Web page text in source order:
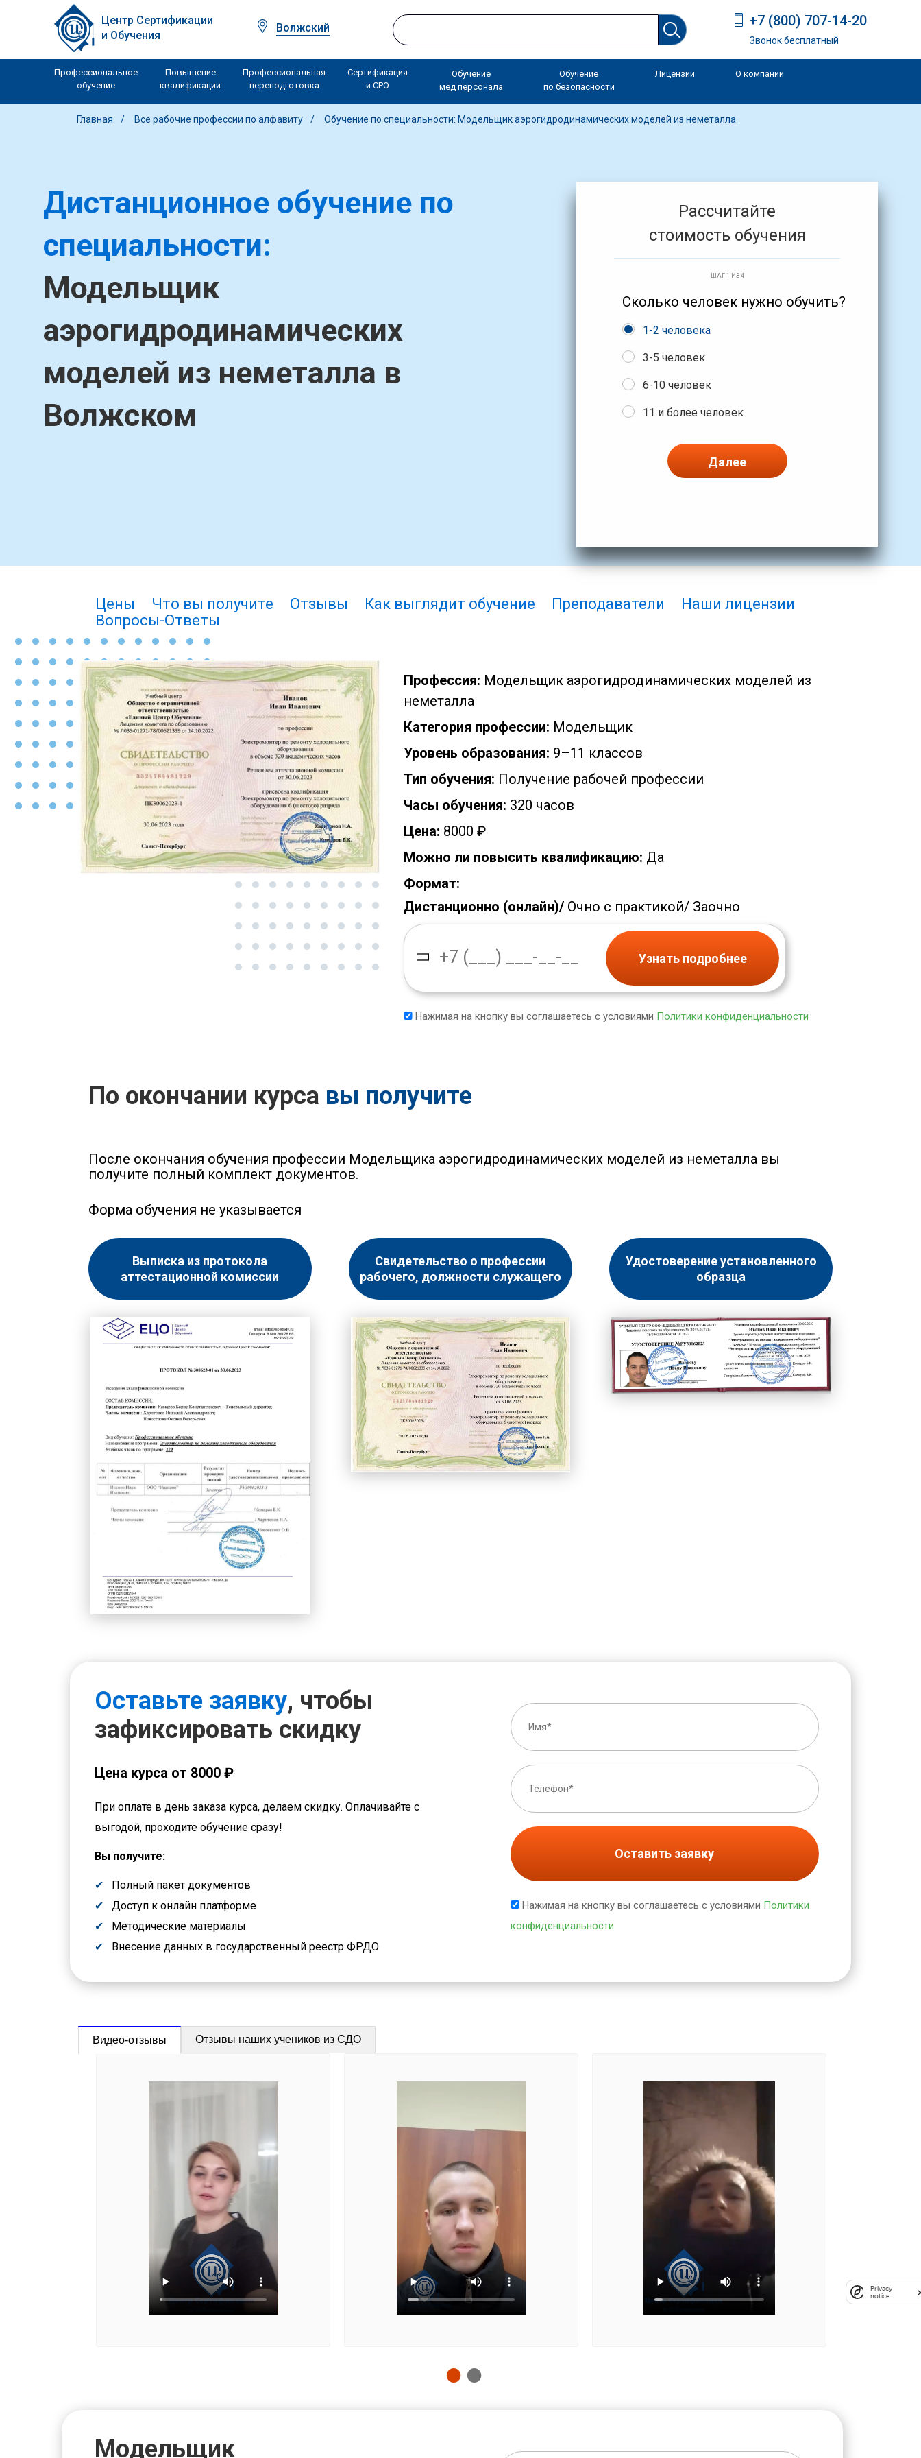
Центр Сертификации
и Обучения
Волжский +7 (800) 707-14-20
Звонок бесплатный
Профессиональное
обучение
Повышение
квалификации
Профессиональная
переподготовка
Сертификация
и СРО
Обучение
мед персонала
Обучение
по безопасности
Лицензии О компании
Главная Все рабочие профессии по алфавиту Обучение по специальности: Модельщик аэрогидродинамических моделей из неметалла
Дистанционное обучение по
специальности:
Модельщик
аэрогидродинамических
моделей из неметалла в
Волжском
Рассчитайте
стоимость обучения
ШАГ 1 ИЗ 4
Сколько человек нужно обучить?
1-2 человека
3-5 человек
6-10 человек
11 и более человек
Далее
Цены Что вы получите Отзывы Как выглядит обучение Преподаватели
Наши лицензии
Вопросы-Ответы
Профессия: Модельщик аэрогидродинамических моделей из
неметалла
Категория профессии: Модельщик
Уровень образования: 9–11 классов
Тип обучения: Получение рабочей профессии
Часы обучения: 320 часов
Цена: 8000 ₽
Можно ли повысить квалификацию: Да
Формат:
Дистанционно (онлайн)/ Очно с практикой/ Заочно
Узнать подробнее
Нажимая на кнопку вы соглашаетесь с условиями Политики конфиденциальности
По окончании курса вы получите
После окончания обучения профессии Модельщика аэрогидродинамических моделей из неметалла вы
получите полный комплект документов.
Форма обучения не указывается
Выписка из протокола
аттестационной комиссии
Свидетельство о профессии
рабочего, должности служащего
Удостоверение установленного
образца
Оставьте заявку, чтобы
зафиксировать скидку
Цена курса от 8000 ₽
При оплате в день заказа курса, делаем скидку. Оплачивайте с
выгодой, проходите обучение сразу!
Вы получите:
Полный пакет документов
Доступ к онлайн платформе
Методические материалы
Внесение данных в государственный реестр ФРДО
Оставить заявку
Нажимая на кнопку вы соглашаетесь с условиями Политики
конфиденциальности
Видео-отзывы Отзывы наших учеников из СДО
Модельщик
Privacy
notice